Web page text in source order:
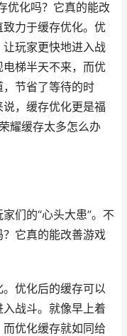
优化吗？它真的能改
力于缓存优化。优
玩家更快地进入战
梯半天不来，而优
节省了等待的时
，缓存优化更是福
耀缓存太多怎么办
们的“心头大患”。不
它真的能改善游戏
优化后的缓存可以
战斗。就像早上着
优化缓存就如同给